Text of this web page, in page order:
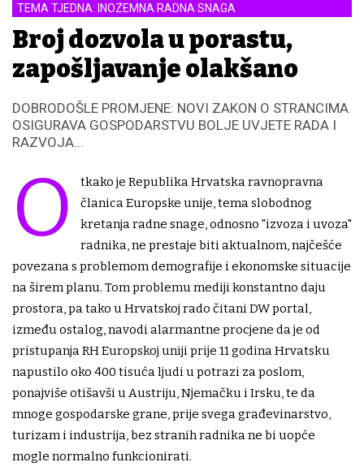
TEMA TJEDNA: INOZEMNA RADNA SNAGA
Broj dozvola u porastu,
zapošljavanje olakšano
DOBRODOŠLE PROMJENE: NOVI ZAKON O STRANCIMA
OSIGURAVA GOSPODARSTVU BOLJE UVJETE RADA I
RAZVOJA...
O
tkako je Republika Hrvatska ravnopravna
članica Europske unije, tema slobodnog
kretanja radne snage, odnosno "izvoza i uvoza"
radnika, ne prestaje biti aktualnom, najčešće
povezana s problemom demografije i ekonomske situacije
na širem planu. Tom problemu mediji konstantno daju
prostora, pa tako u Hrvatskoj rado čitani DW portal,
između ostalog, navodi alarmantne procjene da je od
pristupanja RH Europskoj uniji prije 11 godina Hrvatsku
napustilo oko 400 tisuća ljudi u potrazi za poslom,
ponajviše otišavši u Austriju, Njemačku i Irsku, te da
mnoge gospodarske grane, prije svega građevinarstvo,
turizam i industrija, bez stranih radnika ne bi uopće
mogle normalno funkcionirati.